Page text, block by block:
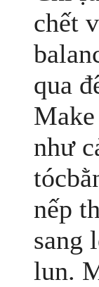
chết
qua
như
nếp
sang
lun.